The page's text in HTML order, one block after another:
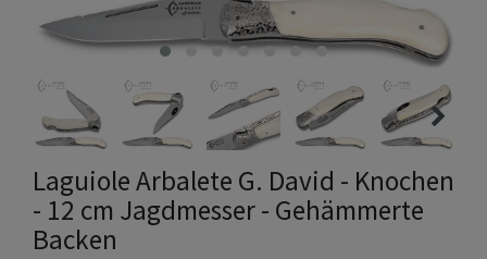
Laguiole Arbalete G. David - Knochen
- 12 cm Jagdmesser - Gehämmerte
Backen